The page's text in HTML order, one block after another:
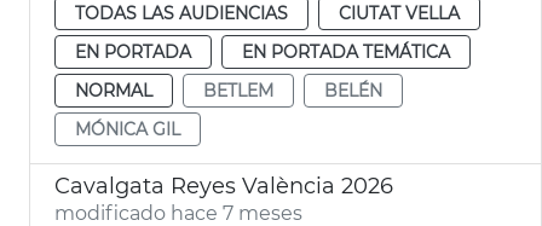
TODAS LAS AUDIENCIAS
CIUTAT VELLA
EN PORTADA
EN PORTADA TEMÁTICA
NORMAL
BETLEM
BELÉN
MÓNICA GIL
Cavalgata Reyes València 2026
modificado hace 7 meses